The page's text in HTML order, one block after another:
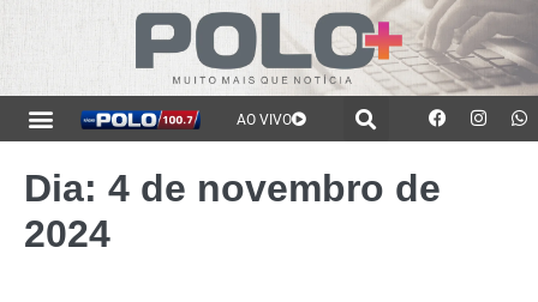
AO VIVO
Dia: 4 de novembro de
2024